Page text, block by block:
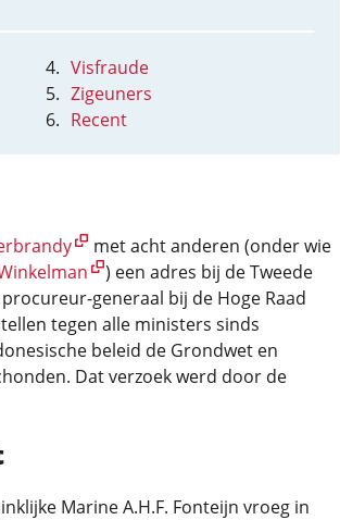
Visfraude
Zigeuners
Recent
met acht anderen (onder wie
) een adres bij de Tweede
generaal bij de Hoge Raad
tegen alle ministers sinds
beleid de Grondwet en
Dat verzoek werd door de
Marine A.H.F. Fonteijn vroeg in